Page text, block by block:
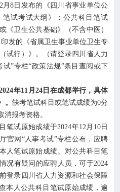
月8日发布的《四川省事业单位公
试考试大纲》；公共科目笔试
《卫生公共基础》（不含中医）
发的《省属卫生事业单位卫生专
试行）》。（请登录四川省人力
”专栏“政策法规”条目查阅或下
年11月24日在成都举行，具体
缺考笔试科目或笔试成绩为0分
报考资格。
笔试原始成绩于2024年12月10日
官网“人事考试”专栏公布，应聘
人笔试原始成绩。对公共科目笔
况有疑问的应聘人员，可于2024
登录四川省人力资源和社会保障
本人公共科目笔试原始成绩，逾